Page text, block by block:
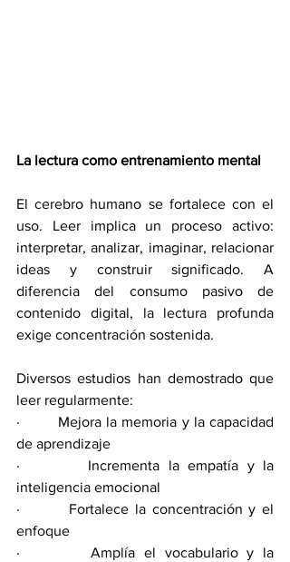
La lectura como entrenamiento mental
El cerebro humano se fortalece con el
uso. Leer implica un proceso activo:
interpretar, analizar, imaginar, relacionar
ideas y construir significado. A
diferencia del consumo pasivo de
contenido digital, la lectura profunda
exige concentración sostenida.
Diversos estudios han demostrado que
leer regularmente:
·        Mejora la memoria y la capacidad
de aprendizaje
·        Incrementa la empatía y la
inteligencia emocional
·        Fortalece la concentración y el
enfoque
·        Amplía el vocabulario y la